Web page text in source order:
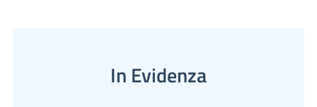
In Evidenza